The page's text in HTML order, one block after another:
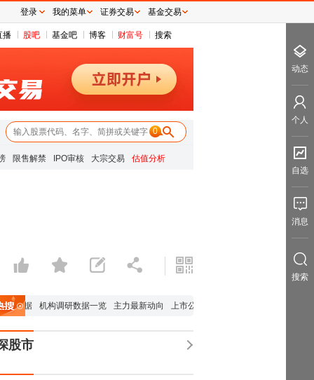
播 股吧 基金吧 博客 财富号 搜索
0
限售解禁 IPO审核 大宗交易 估值分析
数据 机构调研数据一览 主力最新动向 上市公司限售股解禁一览
股市
登录 我的菜单 证券交易 基金交易
动态
个人
自选
消息
搜索